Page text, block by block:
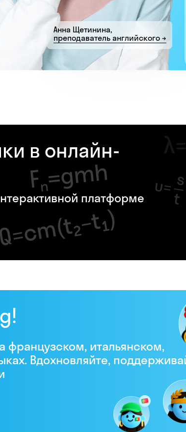
Анна Щетинина,
преподаватель английского →
в онлайн-
платформе
французском, итальянском,
Вдохновляйте,